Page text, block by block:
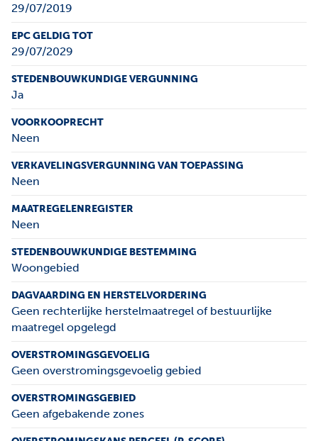
29/07/2019
EPC GELDIG TOT
29/07/2029
STEDENBOUWKUNDIGE VERGUNNING
Ja
VOORKOOPRECHT
Neen
VERKAVELINGSVERGUNNING VAN TOEPASSING
Neen
MAATREGELENREGISTER
Neen
STEDENBOUWKUNDIGE BESTEMMING
Woongebied
DAGVAARDING EN HERSTELVORDERING
Geen rechterlijke herstelmaatregel of bestuurlijke
maatregel opgelegd
OVERSTROMINGSGEVOELIG
Geen overstromingsgevoelig gebied
OVERSTROMINGSGEBIED
Geen afgebakende zones